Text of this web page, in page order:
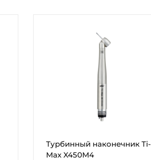
Турбинный наконечник Ti-
Max X450M4